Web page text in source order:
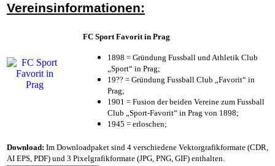
Vereinsinformationen:
FC Sport Favorit in Prag
1898 = Gründung Fussball und Athletik Club
„Sport“ in Prag;
19?? = Gründung Fussball Club „Favorit“ in
Prag;
1901 = Fusion der beiden Vereine zum Fussball
Club „Sport-Favorit“ in Prag von 1898;
1945 = erloschen;
Download: Im Downloadpaket sind 4 verschiedene Vektorgrafikformate (CDR,
AI EPS, PDF) und 3 Pixelgrafikformate (JPG, PNG, GIF) enthalten.